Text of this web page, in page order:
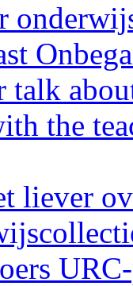
talk
the
liever